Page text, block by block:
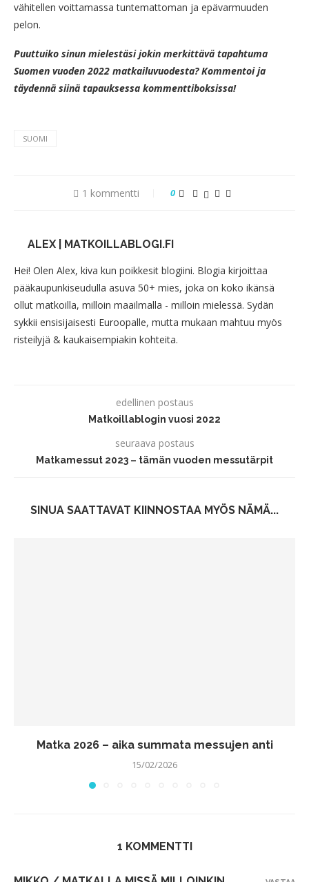
vähitellen voittamassa tuntemattoman ja epävarmuuden
pelon.
Puuttuiko sinun mielestäsi jokin merkittävä tapahtuma
Suomen vuoden 2022 matkailuvuodesta? Kommentoi ja
täydennä siinä tapauksessa kommenttiboksissa!
SUOMI
1 kommentti 0
ALEX | MATKOILLABLOGI.FI
Hei! Olen Alex, kiva kun poikkesit blogiini. Blogia kirjoittaa
pääkaupunkiseudulla asuva 50+ mies, joka on koko ikänsä
ollut matkoilla, milloin maailmalla - milloin mielessä. Sydän
sykkii ensisijaisesti Euroopalle, mutta mukaan mahtuu myös
risteilyjä & kaukaisempiakin kohteita.
edellinen postaus
Matkoillablogin vuosi 2022
seuraava postaus
Matkamessut 2023 – tämän vuoden messutärpit
SINUA SAATTAVAT KIINNOSTAA MYÖS NÄMÄ...
Matka 2026 – aika summata messujen anti
15/02/2026
1 KOMMENTTI